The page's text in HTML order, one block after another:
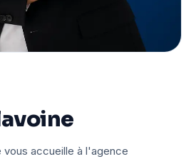
vous accueille à l'agence